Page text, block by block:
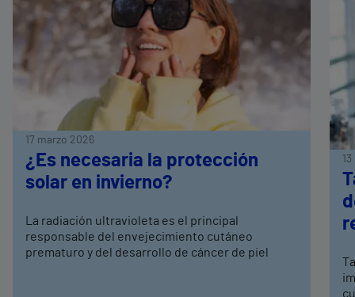
17 marzo 2026
¿Es necesaria la protección
solar en invierno?
La radiación ultravioleta es el principal
responsable del envejecimiento cutáneo
prematuro y del desarrollo de cáncer de piel